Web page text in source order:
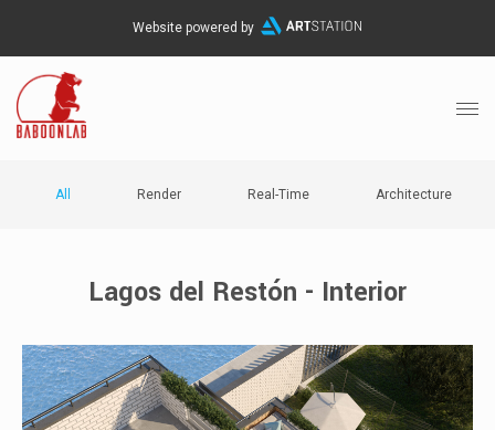
Website powered by
All Render Real-Time Architecture
Lagos del Restón - Interior